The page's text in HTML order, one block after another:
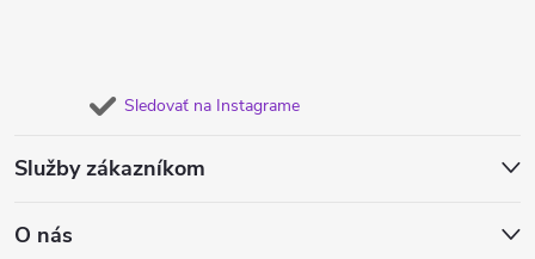
Sledovať na Instagrame
Služby zákazníkom
O nás